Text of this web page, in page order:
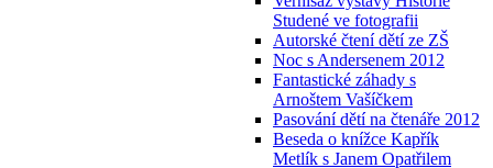
Studené ve fotografii
Autorské čtení dětí ze ZŠ
Noc s Andersenem 2012
Fantastické záhady s
Arnoštem Vašíčkem
Pasování dětí na čtenáře 2012
Beseda o knížce Kapřík
Metlík s Janem Opatřilem